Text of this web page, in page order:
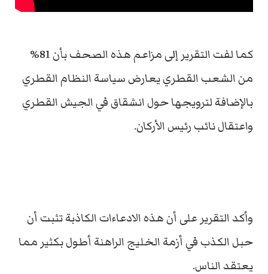
كما لفت التقرير إلى مزاعم هذه الصحف بأن 81%
من الشعب القطري يعارض سياسة النظام القطري
بالإضافة لترويجها حول انشقاق في الجيش القطري
واعتقال نائب رئيس الأركان.
وأكد التقرير على أن هذه الادعاءات الكاذبة تثبت أن
حبل الكذب في أزمة الخليج الراهنة أطول بكثير مما
يعتقد الناس.